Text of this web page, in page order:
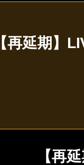
【再延期】
【再